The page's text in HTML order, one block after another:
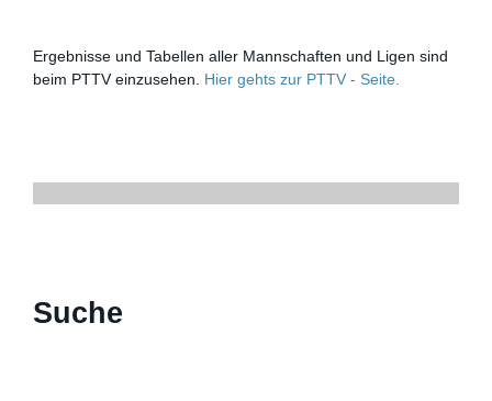
Ergebnisse und Tabellen aller Mannschaften und Ligen sind
beim PTTV einzusehen. Hier gehts zur PTTV - Seite.
Suche